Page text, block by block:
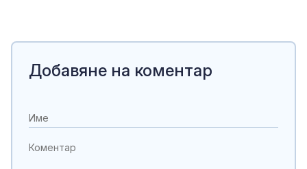
Добавяне на коментар